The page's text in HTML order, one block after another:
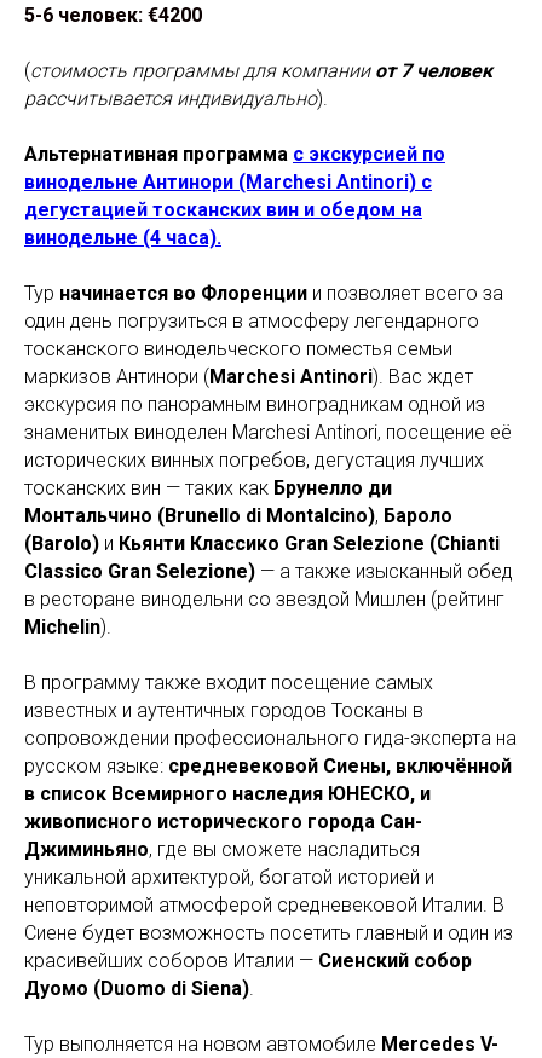
5-6 человек: €4200
(стоимость программы для компании от 7 человек
рассчитывается индивидуально).
Альтернативная программа с экскурсией по
винодельне Антинори (Marchesi Antinori) с
дегустацией тосканских вин и обедом на
винодельне (4 часа).
Тур начинается во Флоренции и позволяет всего за
один день погрузиться в атмосферу легендарного
тосканского винодельческого поместья семьи
маркизов Антинори (Marchesi Antinori). Вас ждет
экскурсия по панорамным виноградникам одной из
знаменитых виноделен Marchesi Antinori, посещение её
исторических винных погребов, дегустация лучших
тосканских вин — таких как Брунелло ди
Монтальчино (Brunello di Montalcino), Бароло
(Barolo) и Кьянти Классико Gran Selezione (Chianti
Classico Gran Selezione) — а также изысканный обед
в ресторане винодельни со звездой Мишлен (рейтинг
Michelin).
В программу также входит посещение самых
известных и аутентичных городов Тосканы в
сопровождении профессионального гида-эксперта на
русском языке: средневековой Сиены, включённой
в список Всемирного наследия ЮНЕСКО, и
живописного исторического города Сан-
Джиминьяно, где вы сможете насладиться
уникальной архитектурой, богатой историей и
неповторимой атмосферой средневековой Италии. В
Сиене будет возможность посетить главный и один из
красивейших соборов Италии — Сиенский собор
Дуомо (Duomo di Siena)
Тур выполняется на новом автомобиле Mercedes V-